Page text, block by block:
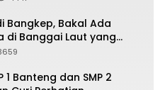
Bangkep, Bakal Ada
di Banggai Laut yang
Kata Kapolres!
1 Banteng dan SMP 2